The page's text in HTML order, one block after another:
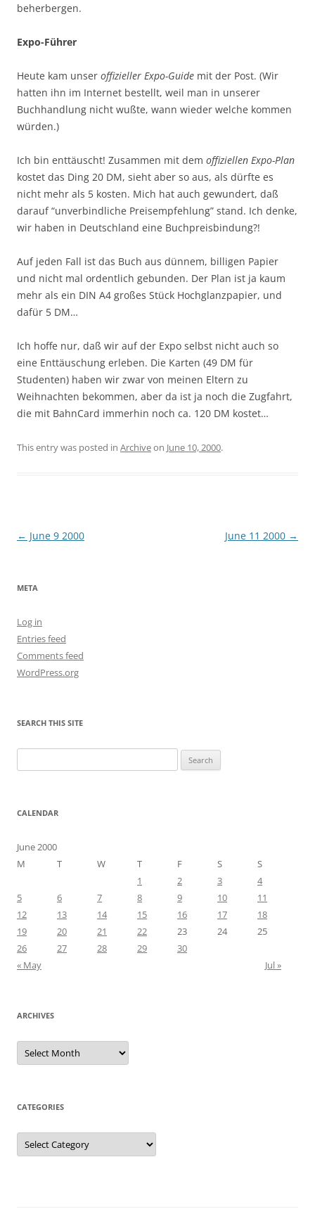
beherbergen.
Expo-Führer
Heute kam unser offizieller Expo-Guide mit der Post. (Wir
hatten ihn im Internet bestellt, weil man in unserer
Buchhandlung nicht wußte, wann wieder welche kommen
würden.)
Ich bin enttäuscht! Zusammen mit dem offiziellen Expo-Plan
kostet das Ding 20 DM, sieht aber so aus, als dürfte es
nicht mehr als 5 kosten. Mich hat auch gewundert, daß
darauf “unverbindliche Preisempfehlung” stand. Ich denke,
wir haben in Deutschland eine Buchpreisbindung?!
Auf jeden Fall ist das Buch aus dünnem, billigen Papier
und nicht mal ordentlich gebunden. Der Plan ist ja kaum
mehr als ein DIN A4 großes Stück Hochglanzpapier, und
dafür 5 DM…
Ich hoffe nur, daß wir auf der Expo selbst nicht auch so
eine Enttäuschung erleben. Die Karten (49 DM für
Studenten) haben wir zwar von meinen Eltern zu
Weihnachten bekommen, aber da ist ja noch die Zugfahrt,
die mit BahnCard immerhin noch ca. 120 DM kostet…
This entry was posted in Archiveon June 10, 2000.
Post
← June 9 2000 June 11 2000 →
META
Log in
Entries feed
Comments feed
WordPress.org
SEARCH THIS SITE
for:
CALENDAR
June 2000
M
T W T F S
S
1
2 3
4
5
6 7 8 9 10
11
12
13 14 15 16 17
18
19
20 21 22 23 24
25
26
27 28 29
30
« May
Jul »
ARCHIVES
Archives
CATEGORIES
Categories